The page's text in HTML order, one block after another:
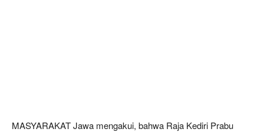
MASYARAKAT Jawa mengakui, bahwa Raja Kediri Prabu